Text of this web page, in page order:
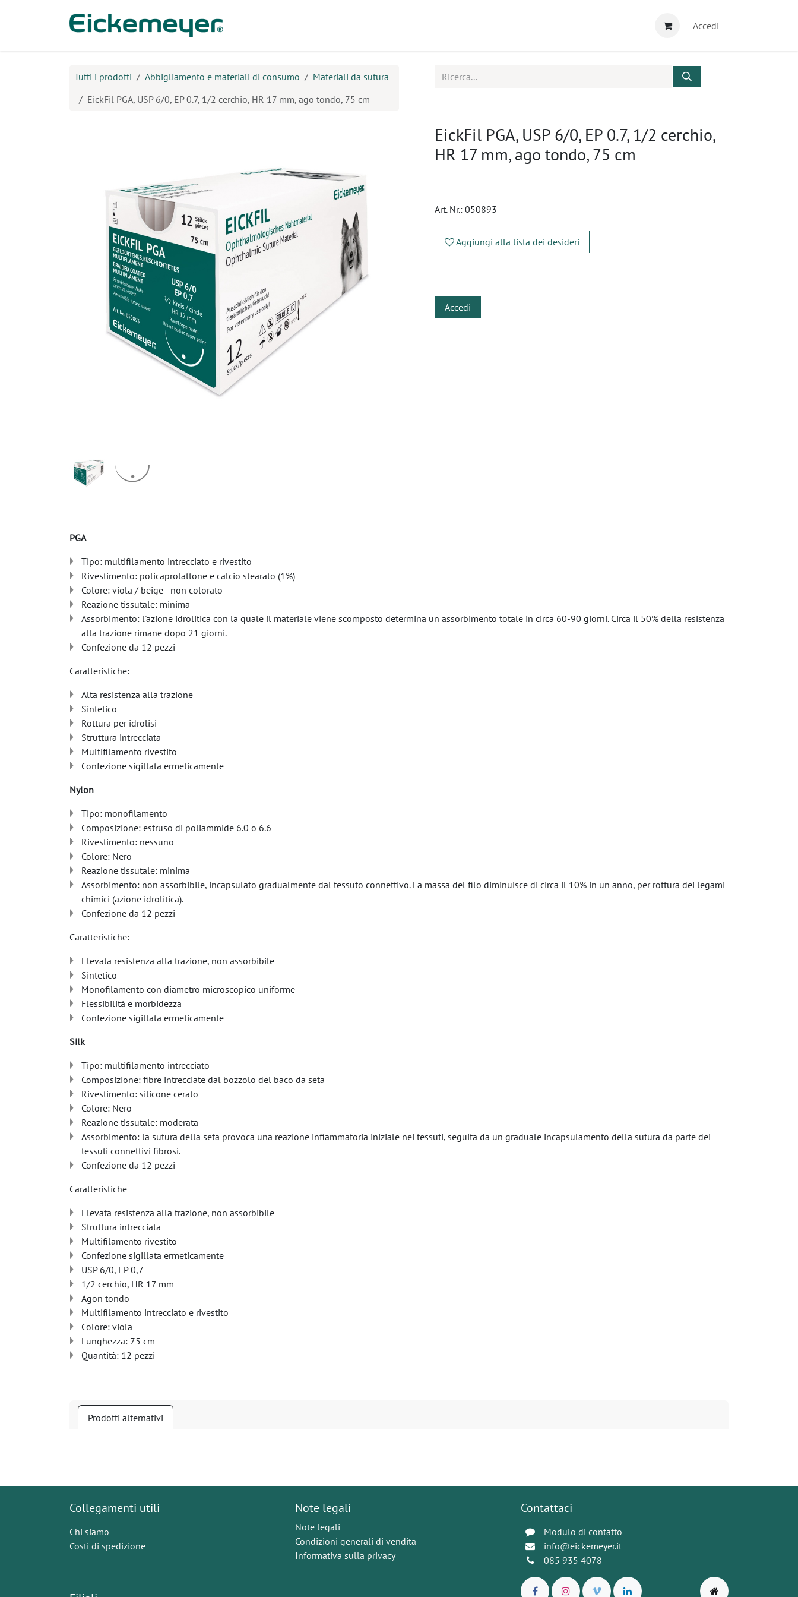
Accedi
Tutti i prodotti Abbigliamento e materiali di consumo
Materiali da sutura
EickFil PGA, USP 6/0, EP 0.7, 1/2 cerchio, HR 17 mm, ago tondo, 75 cm
EickFil PGA, USP 6/0, EP 0.7, 1/2 cerchio,
HR 17 mm, ago tondo, 75 cm
Art. Nr.: 050893
Aggiungi alla lista dei desideri
Accedi
PGA
Tipo: multifilamento intrecciato e rivestito
Rivestimento: policaprolattone e calcio stearato (1%)
Colore: viola / beige - non colorato
Reazione tissutale: minima
Assorbimento: l'azione idrolitica con la quale il materiale viene scomposto determina un assorbimento totale in circa 60-90 giorni. Circa il 50% della resistenza
alla trazione rimane dopo 21 giorni.
Confezione da 12 pezzi
Caratteristiche:
Alta resistenza alla trazione
Sintetico
Rottura per idrolisi
Struttura intrecciata
Multifilamento rivestito
Confezione sigillata ermeticamente
Nylon
Tipo: monofilamento
Composizione: estruso di poliammide 6.0 o 6.6
Rivestimento: nessuno
Colore: Nero
Reazione tissutale: minima
Assorbimento: non assorbibile, incapsulato gradualmente dal tessuto connettivo. La massa del filo diminuisce di circa il 10% in un anno, per rottura dei legami
chimici (azione idrolitica).
Confezione da 12 pezzi
Caratteristiche:
Elevata resistenza alla trazione, non assorbibile
Sintetico
Monofilamento con diametro microscopico uniforme
Flessibilità e morbidezza
Confezione sigillata ermeticamente
Silk
Tipo: multifilamento intrecciato
Composizione: fibre intrecciate dal bozzolo del baco da seta
Rivestimento: silicone cerato
Colore: Nero
Reazione tissutale: moderata
Assorbimento: la sutura della seta provoca una reazione infiammatoria iniziale nei tessuti, seguita da un graduale incapsulamento della sutura da parte dei
tessuti connettivi fibrosi.
Confezione da 12 pezzi
Caratteristiche
Elevata resistenza alla trazione, non assorbibile
Struttura intrecciata
Multifilamento rivestito
Confezione sigillata ermeticamente
USP 6/0, EP 0,7
1/2 cerchio, HR 17 mm
Agon tondo
Multifilamento intrecciato e rivestito
Colore: viola
Lunghezza: 75 cm
Quantità: 12 pezzi
Prodotti alternativi
Collegamenti utili
Chi siamo
Costi di spedizione
Note legali
Note legali
Condizioni generali di vendita
Informativa sulla privacy
Contattaci
Modulo di contatto
info@eickemeyer.it
085 935 4078